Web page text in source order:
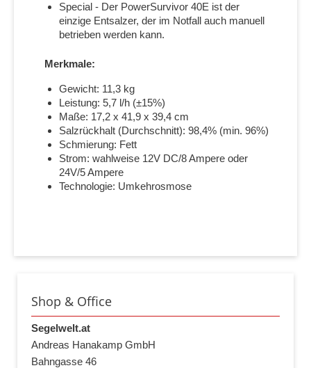
Special - Der PowerSurvivor 40E ist der
einzige Entsalzer, der im Notfall auch manuell
betrieben werden kann.
Merkmale:
Gewicht: 11,3 kg
Leistung: 5,7 l/h (±15%)
Maße: 17,2 x 41,9 x 39,4 cm
Salzrückhalt (Durchschnitt): 98,4% (min. 96%)
Schmierung: Fett
Strom: wahlweise 12V DC/8 Ampere oder
24V/5 Ampere
Technologie: Umkehrosmose
Shop & Office
Segelwelt.at
Andreas Hanakamp GmbH
Bahngasse 46